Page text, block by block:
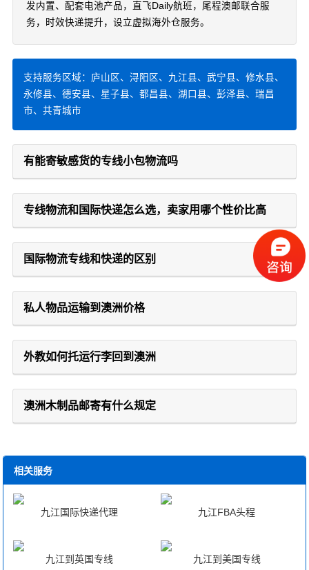
发内置、配套电池产品，直飞Daily航班，尾程澳邮联合服
务，时效快递提升，设立虚拟海外仓服务。
支持服务区域：庐山区、浔阳区、九江县、武宁县、修水县、
永修县、德安县、星子县、都昌县、湖口县、彭泽县、瑞昌
市、共青城市
有能寄敏感货的专线小包物流吗
专线物流和国际快递怎么选，卖家用哪个性价比高
国际物流专线和快递的区别
私人物品运输到澳洲价格
外教如何托运行李回到澳洲
澳洲木制品邮寄有什么规定
相关服务
九江国际快递代理 九江FBA头程
九江到英国专线 九江到美国专线